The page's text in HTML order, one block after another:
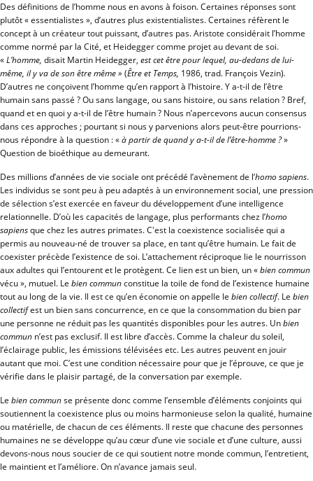
Des définitions de l’homme nous en avons à foison. Certaines réponses sont
plutôt « essentialistes », d’autres plus existentialistes. Certaines réfèrent le
concept à un créateur tout puissant, d’autres pas. Aristote considérait l’homme
comme normé par la Cité, et Heidegger comme projet au devant de soi.
«L’homme, disait Martin Heidegger, est cet être pour lequel, au-dedans de lui-
même, il y va de son être même » (Être et Temps, 1986, trad. François Vezin).
D’autres ne conçoivent l’homme qu’en rapport à l’histoire. Y a-t-il de l’être
humain sans passé ? Ou sans langage, ou sans histoire, ou sans relation ? Bref,
quand et en quoi y a-t-il de l’être humain ? Nous n’apercevons aucun consensus
dans ces approches ; pourtant si nous y parvenions alors peut-être pourrions-
nous répondre à la question : «à partir de quand y a-t-il de l’être-homme ?»
Question de bioéthique au demeurant.
Des millions d’années de vie sociale ont précédé l’avènement de l’homo sapiens.
Les individus se sont peu à peu adaptés à un environnement social, une pression
de sélection s’est exercée en faveur du développement d’une intelligence
relationnelle. D’où les capacités de langage, plus performants chez l’homo
sapiensque chez les autres primates. C'est la coexistence socialisée qui a
permis au nouveau-né de trouver sa place, en tant qu’être humain. Le fait de
coexister précède l’existence de soi. L’attachement réciproque lie le nourrisson
aux adultes qui l’entourent et le protègent. Ce lien est un bien, un «bien commun
vécu », mutuel. Le bien communconstitue la toile de fond de l’existence humaine
tout au long de la vie. Il est ce qu’en économie on appelle le bien collectif. Le bien
collectifest un bien sans concurrence, en ce que la consommation du bien par
une personne ne réduit pas les quantités disponibles pour les autres. Unbien
commun n’est pas exclusif. Il est libre d’accès. Comme la chaleur du soleil,
l’éclairage public, les émissions télévisées etc. Les autres peuvent en jouir
autant que moi. C’est une condition nécessaire pour que je l’éprouve, ce que je
vérifie dans le plaisir partagé, de la conversation par exemple.
Le bien communse présente donc comme l’ensemble d’éléments conjoints qui
soutiennent la coexistence plus ou moins harmonieuse selon la qualité, humaine
ou matérielle, de chacun de ces éléments. Il reste que chacune des personnes
humaines ne se développe qu’au cœur d’une vie sociale et d’une culture, aussi
devons-nous nous soucier de ce qui soutient notre monde commun, l’entretient,
le maintient et l’améliore. On n’avance jamais seul.